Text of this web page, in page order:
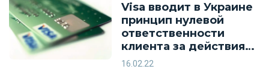
Visa вводит в Украине
принцип нулевой
ответственности
клиента за действия
мошенников
16.02.22